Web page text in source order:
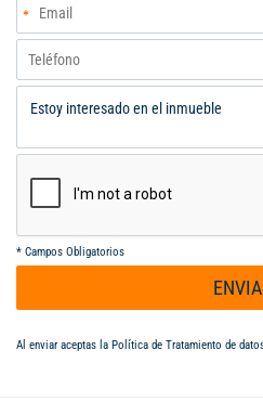
* Campos Obligatorios
Al enviar aceptas la Política de Tratamiento de